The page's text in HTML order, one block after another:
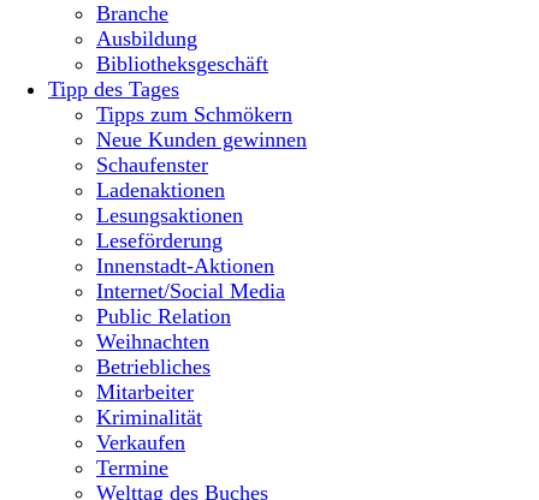
Branche
Ausbildung
Bibliotheksgeschäft
Tipp des Tages
Tipps zum Schmökern
Neue Kunden gewinnen
Schaufenster
Ladenaktionen
Lesungsaktionen
Leseförderung
Innenstadt-Aktionen
Internet/Social Media
Public Relation
Weihnachten
Betriebliches
Mitarbeiter
Kriminalität
Verkaufen
Termine
Welttag des Buches